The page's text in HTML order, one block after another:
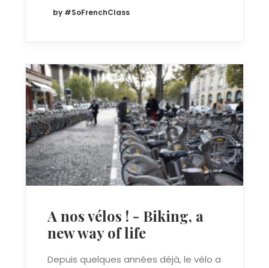
by #SoFrenchClass
A nos vélos ! - Biking, a
new way of life
Depuis quelques années déjà, le vélo a